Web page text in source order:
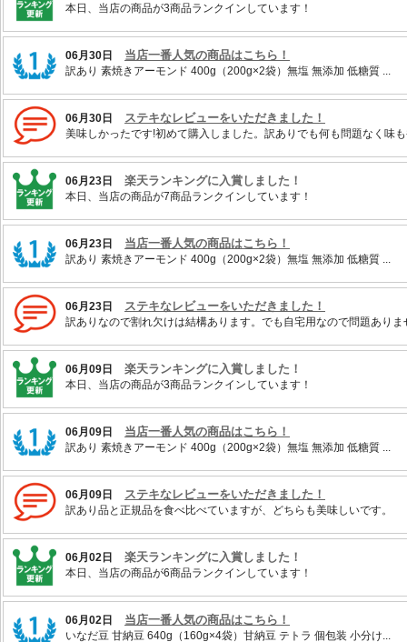
本日、当店の商品が3商品ランクインしています！
06月30日 当店一番人気の商品はこちら！
訳あり 素焼きアーモンド 400g（200g×2袋）無塩 無添加 低糖質 ...
06月30日 ステキなレビューをいただきました！
美味しかったです!初めて購入しました。訳ありでも何も問題なく味
06月23日 楽天ランキングに入賞しました！
本日、当店の商品が7商品ランクインしています！
06月23日 当店一番人気の商品はこちら！
訳あり 素焼きアーモンド 400g（200g×2袋）無塩 無添加 低糖質 ...
06月23日 ステキなレビューをいただきました！
訳ありなので割れ欠けは結構あります。でも自宅用なので問題あり
06月09日 楽天ランキングに入賞しました！
本日、当店の商品が3商品ランクインしています！
06月09日 当店一番人気の商品はこちら！
訳あり 素焼きアーモンド 400g（200g×2袋）無塩 無添加 低糖質 ...
06月09日 ステキなレビューをいただきました！
訳あり品と正規品を食べ比べていますが、どちらも美味しいです。
06月02日 楽天ランキングに入賞しました！
本日、当店の商品が6商品ランクインしています！
06月02日 当店一番人気の商品はこちら！
いなだ豆 甘納豆 640g（160g×4袋）甘納豆 テトラ 個包装 小分け...